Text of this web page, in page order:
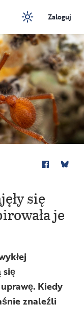
Zaloguj
się
je
się
Kiedy
znaleźli